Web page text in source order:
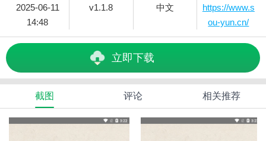
2025-06-11
14:48
v1.1.8
中文
https://www.s
ou-yun.cn/
立即下载
截图 评论 相关推荐